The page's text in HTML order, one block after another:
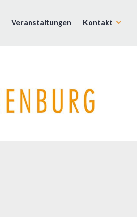
Veranstaltungen Kontakt